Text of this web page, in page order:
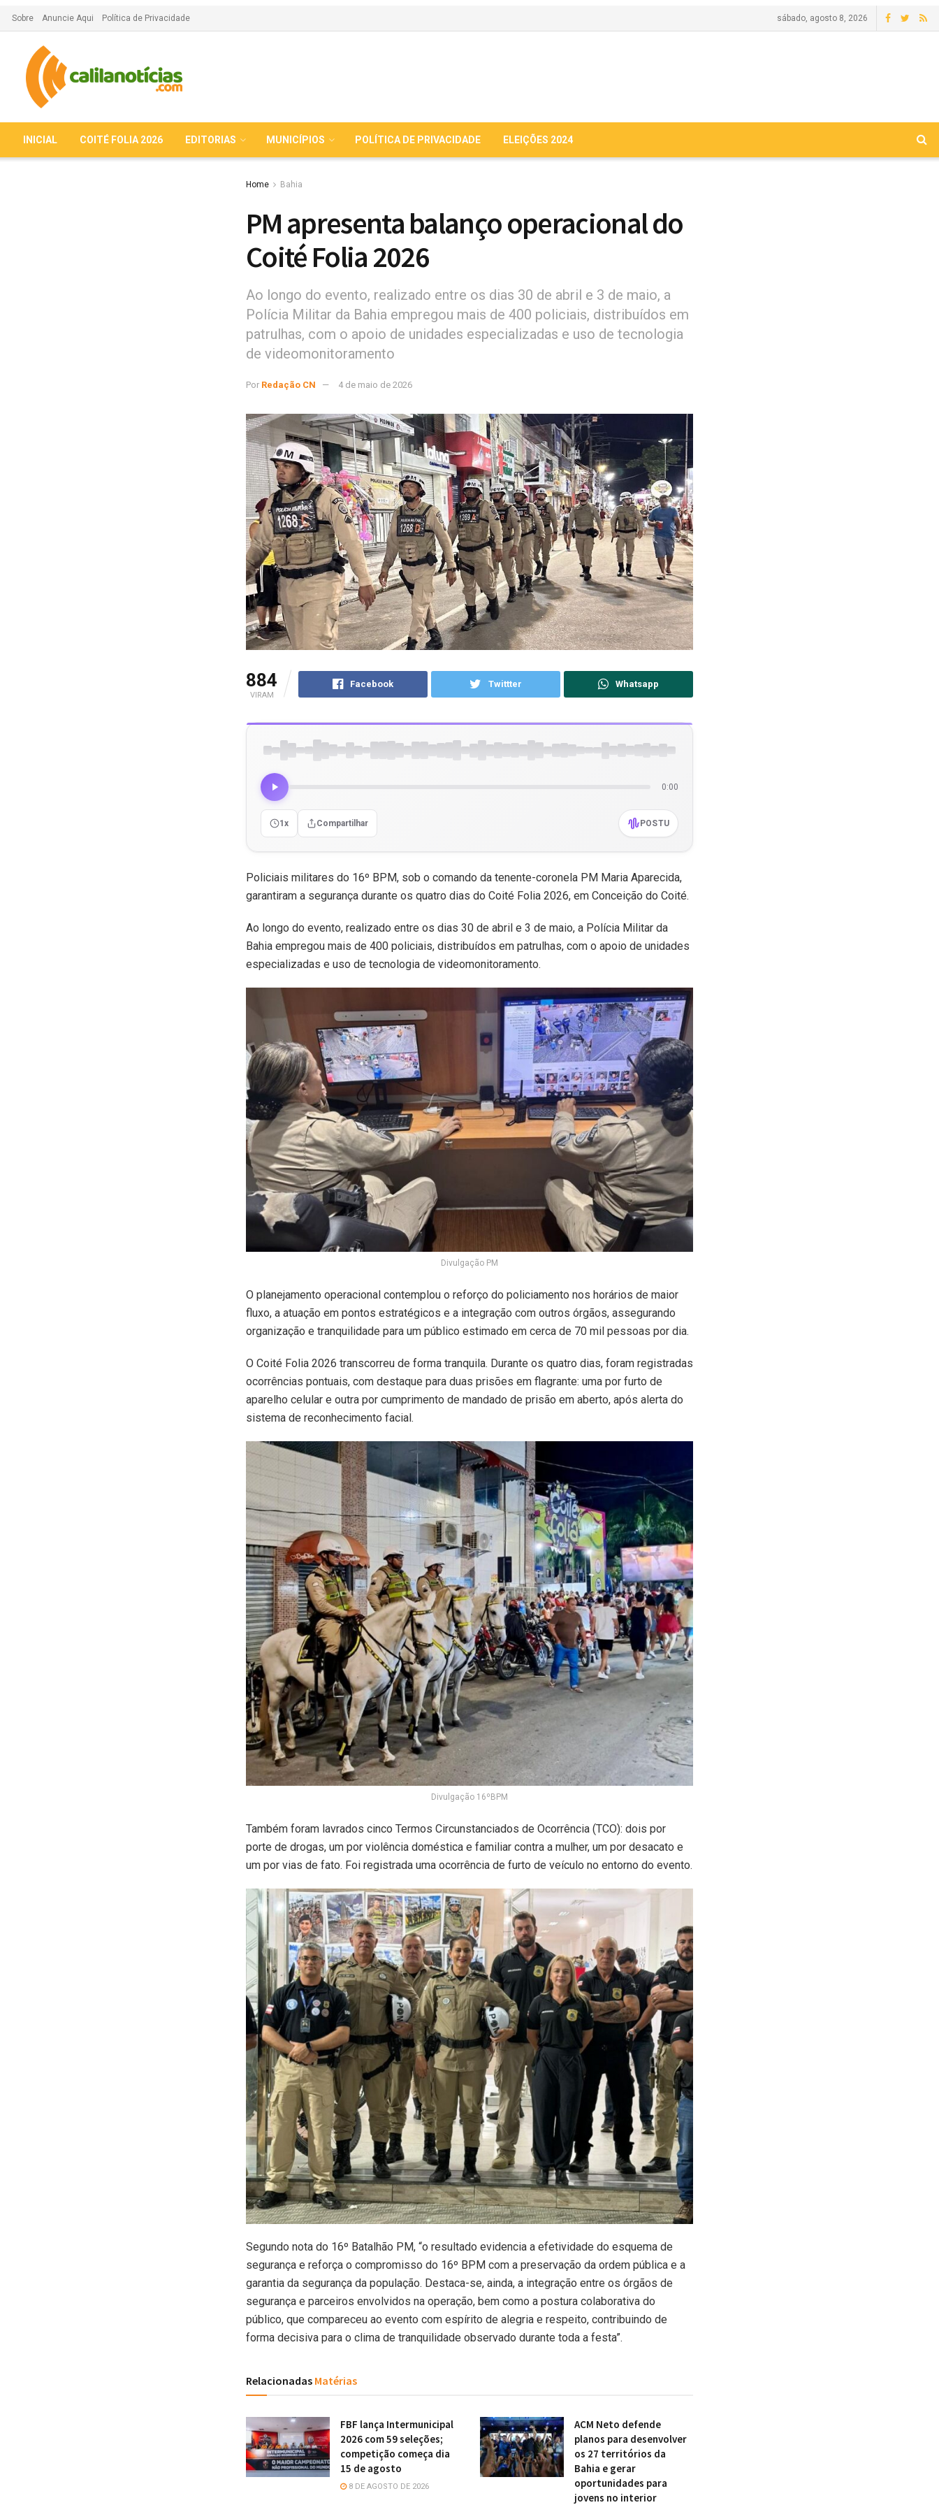
Sobre Anuncie Aqui Política de Privacidade sábado, agosto 8, 2026
INICIAL COITÉ FOLIA 2026 EDITORIAS MUNICÍPIOS POLÍTICA DE PRIVACIDADE ELEIÇÕES 2024
Home Bahia
PM apresenta balanço operacional do
Coité Folia 2026
Ao longo do evento, realizado entre os dias 30 de abril e 3 de maio, a
Polícia Militar da Bahia empregou mais de 400 policiais, distribuídos em
patrulhas, com o apoio de unidades especializadas e uso de tecnologia
de videomonitoramento
Por Redação CN 4 de maio de 2026
884
VIRAM
Facebook Twittter Whatsapp
0:00
1x Compartilhar POSTU
Policiais militares do 16º BPM, sob o comando da tenente-coronela PM Maria Aparecida,
garantiram a segurança durante os quatro dias do Coité Folia 2026, em Conceição do Coité.
Ao longo do evento, realizado entre os dias 30 de abril e 3 de maio, a Polícia Militar da
Bahia empregou mais de 400 policiais, distribuídos em patrulhas, com o apoio de unidades
especializadas e uso de tecnologia de videomonitoramento.
Divulgação PM
O planejamento operacional contemplou o reforço do policiamento nos horários de maior
fluxo, a atuação em pontos estratégicos e a integração com outros órgãos, assegurando
organização e tranquilidade para um público estimado em cerca de 70 mil pessoas por dia.
O Coité Folia 2026 transcorreu de forma tranquila. Durante os quatro dias, foram registradas
ocorrências pontuais, com destaque para duas prisões em flagrante: uma por furto de
aparelho celular e outra por cumprimento de mandado de prisão em aberto, após alerta do
sistema de reconhecimento facial.
Divulgação 16ºBPM
Também foram lavrados cinco Termos Circunstanciados de Ocorrência (TCO): dois por
porte de drogas, um por violência doméstica e familiar contra a mulher, um por desacato e
um por vias de fato. Foi registrada uma ocorrência de furto de veículo no entorno do evento.
Segundo nota do 16º Batalhão PM, “o resultado evidencia a efetividade do esquema de
segurança e reforça o compromisso do 16º BPM com a preservação da ordem pública e a
garantia da segurança da população. Destaca-se, ainda, a integração entre os órgãos de
segurança e parceiros envolvidos na operação, bem como a postura colaborativa do
público, que compareceu ao evento com espírito de alegria e respeito, contribuindo de
forma decisiva para o clima de tranquilidade observado durante toda a festa”.
Relacionadas Matérias
FBF lança Intermunicipal
2026 com 59 seleções;
competição começa dia
15 de agosto
8 DE AGOSTO DE 2026
ACM Neto defende
planos para desenvolver
os 27 territórios da
Bahia e gerar
oportunidades para
jovens no interior